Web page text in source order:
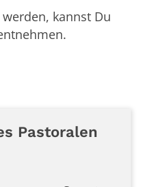
kannst Du
Pastoralen